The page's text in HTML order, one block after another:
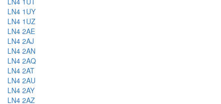
LN4 1UY
LN4 1UZ
LN4 2AE
LN4 2AJ
LN4 2AN
LN4 2AQ
LN4 2AT
LN4 2AU
LN4 2AY
LN4 2AZ